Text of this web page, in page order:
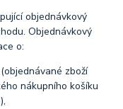
objednávkový
Objednávkový
o:
zboží
nákupního košíku